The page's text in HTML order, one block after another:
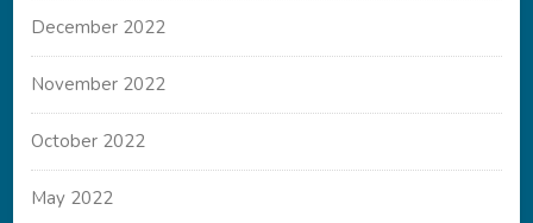
December 2022
November 2022
October 2022
May 2022